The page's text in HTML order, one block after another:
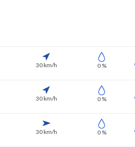
30 km/h 0 %
30 km/h 0 %
30 km/h 0 %